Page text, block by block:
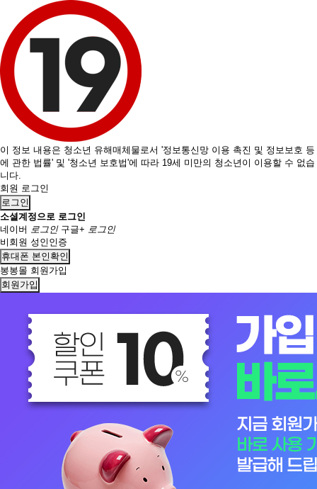
이 정보 내용은 청소년 유해매체물로서 '정보통신망 이용 촉진 및 정보보호 등
에 관한 법률' 및 '청소년 보호법'에 따라 19세 미만의 청소년이 이용할 수 없습
니다.
회원 로그인
로그인
소셜계정으로 로그인
네이버 로그인 구글+ 로그인
비회원 성인인증
휴대폰 본인확인
봉봉몰 회원가입
회원가입